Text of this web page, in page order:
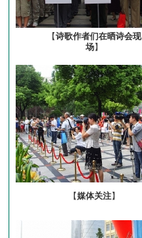
【诗歌作者们在晒诗会现
场】
【媒体关注】